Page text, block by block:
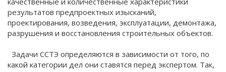
результатов предпроектных изысканий,
проектирования, возведения, эксплуатации, демонтажа,
разрушения и восстановления строительных объектов.
Задачи ССТЭ определяются в зависимости от того, по
какой категории дел они ставятся перед экспертом. Так,